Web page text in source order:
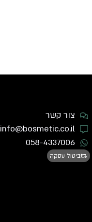
צור קשר
info@bosmetic.co.il
058-4337006
ביטול עסקה